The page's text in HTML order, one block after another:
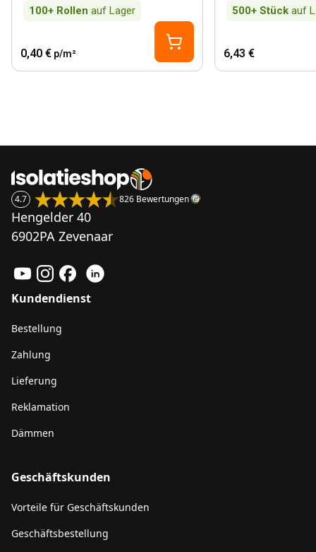
100+ Rollen auf Lager
0,40 € p/m²
500+ Stück auf
6,43 €
4.7 826 Bewertungen
Hengelder 40
6902PA Zevenaar
Kundendienst
Bestellung
Zahlung
Lieferung
Reklamation
Dämmen
Geschäftskunden
Vorteile für Geschäftskunden
Geschäftsbestellung